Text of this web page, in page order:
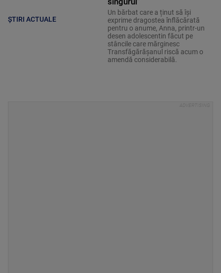
ȘTIRI ACTUALE
Un bărbat care a ținut să își
exprime dragostea înflăcărată
pentru o anume, Anna, printr-un
desen adolescentin făcut pe
stâncile care mărginesc
Transfăgărășanul riscă acum o
amendă considerabilă.